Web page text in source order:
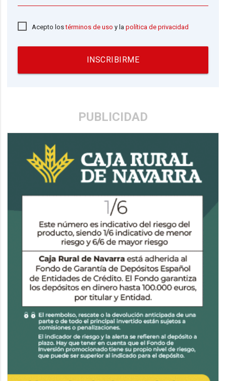
Acepto lostérminos de uso y lapolítica de privacidad
INSCRIBIRME
PUBLICIDAD